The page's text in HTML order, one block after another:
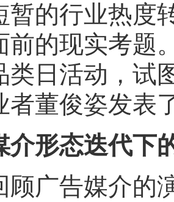
暂的行业热度
前的现实考题
类日活动，试
者董俊姿发表
介形态迭代下
告媒介的演